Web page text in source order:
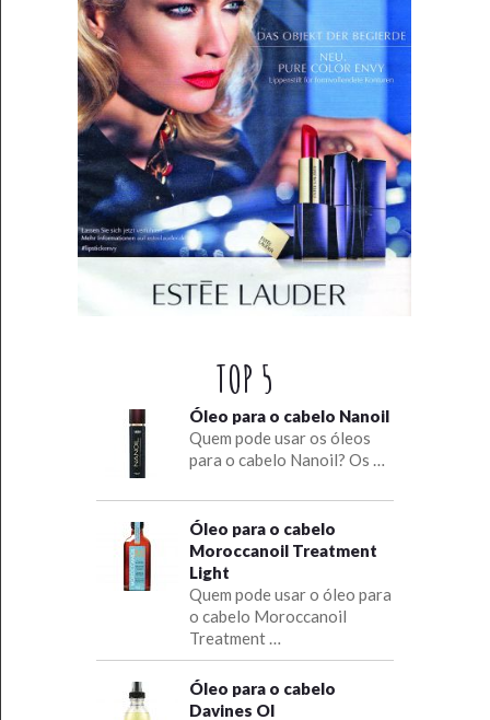
TOP 5
Óleo para o cabelo Nanoil
Quem pode usar os óleos
para o cabelo Nanoil? Os …
Óleo para o cabelo
Moroccanoil Treatment
Light
Quem pode usar o óleo para
o cabelo Moroccanoil
Treatment …
Óleo para o cabelo
Davines OI